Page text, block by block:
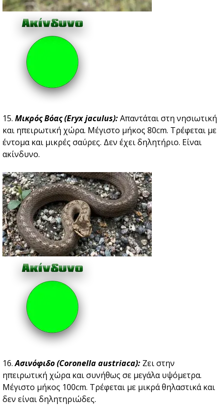
15. Μικρός Βόας (Eryx jaculus):Απαντάται στη νησιωτική
και ηπειρωτική χώρα. Μέγιστο μήκος 80cm. Τρέφεται με
έντομα και μικρές σαύρες. Δεν έχει δηλητήριο. Είναι
ακίνδυνο.
16.Ασινόφιδο (Coronella austriaca): Ζει στην
ηπειρωτική χώρα και συνήθως σε μεγάλα υψόμετρα.
Μέγιστο μήκος 100cm. Tρέφεται με μικρά θηλαστικά και
δεν είναι δηλητηριώδες.